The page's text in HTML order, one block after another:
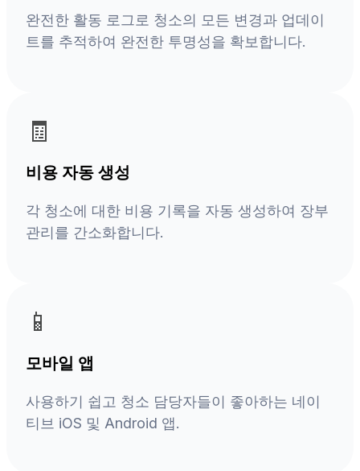
완전한 활동 로그로 청소의 모든 변경과 업데이
트를 추적하여 완전한 투명성을 확보합니다.
🧾
비용 자동 생성
각 청소에 대한 비용 기록을 자동 생성하여 장부
관리를 간소화합니다.
📱
모바일 앱
사용하기 쉽고 청소 담당자들이 좋아하는 네이
티브 iOS 및 Android 앱.